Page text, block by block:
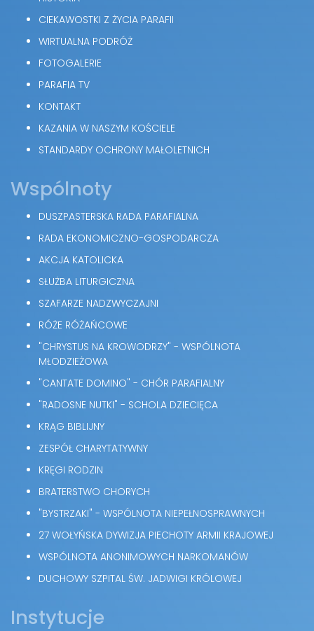
CIEKAWOSTKI Z ŻYCIA PARAFII
WIRTUALNA PODRÓŻ
FOTOGALERIE
PARAFIA TV
KONTAKT
KAZANIA W NASZYM KOŚCIELE
STANDARDY OCHRONY MAŁOLETNICH
Wspólnoty
DUSZPASTERSKA RADA PARAFIALNA
RADA EKONOMICZNO-GOSPODARCZA
AKCJA KATOLICKA
SŁUŻBA LITURGICZNA
SZAFARZE NADZWYCZAJNI
RÓŻE RÓŻAŃCOWE
"CHRYSTUS NA KROWODRZY" - WSPÓLNOTA
MŁODZIEŻOWA
"CANTATE DOMINO" - CHÓR PARAFIALNY
"RADOSNE NUTKI" - SCHOLA DZIECIĘCA
KRĄG BIBLIJNY
ZESPÓŁ CHARYTATYWNY
KRĘGI RODZIN
BRATERSTWO CHORYCH
"BYSTRZAKI" - WSPÓLNOTA NIEPEŁNOSPRAWNYCH
27 WOŁYŃSKA DYWIZJA PIECHOTY ARMII KRAJOWEJ
WSPÓLNOTA ANONIMOWYCH NARKOMANÓW
DUCHOWY SZPITAL ŚW. JADWIGI KRÓLOWEJ
Instytucje